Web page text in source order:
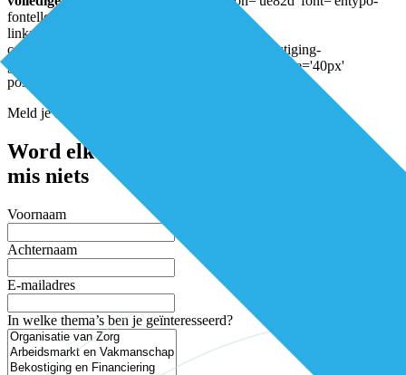
fontello' style='' caption=''
link='https://e5azagqfxrm.exactdn.com/wp-
content/uploads/2017/04/DEL-nr3_2017_Bekostiging-
gemeenten_LR.pdf' linktarget='_blank' color='' size='40px'
position='left'][/av_font_icon]
Meld je aan voor de nieuwsbrief
Word elke twee weken geïnspireerd en
mis niets
Voornaam
Achternaam
E-mailadres
In welke thema’s ben je geïnteresseerd?